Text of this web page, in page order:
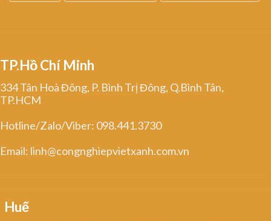
TP.Hồ Chí Minh
334 Tân Hoà Đông, P. Bình Trị Đông, Q.Bình Tân,
TP.HCM
Hotline/Zalo/Viber: 098.441.3730
Email: linh@congnghiepvietxanh.com.vn
Huế